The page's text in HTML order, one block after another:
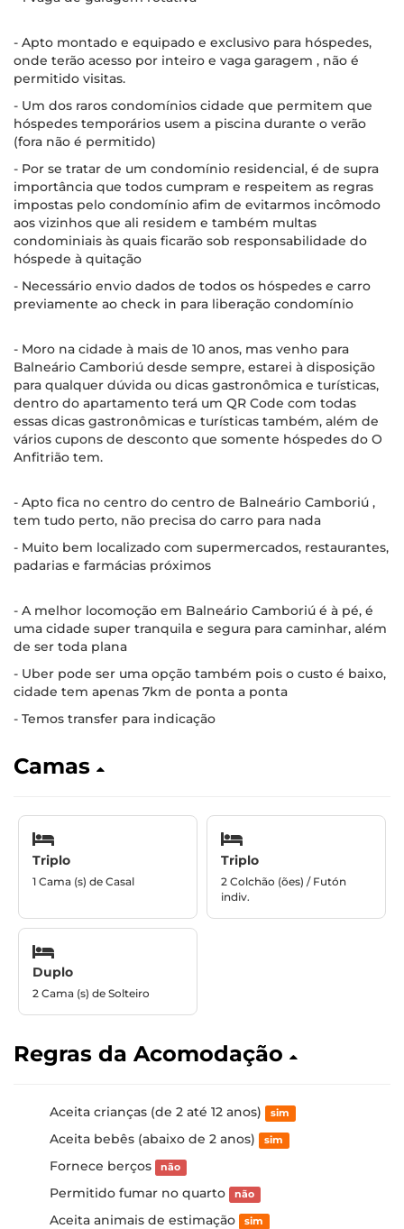
- Apto montado e equipado e exclusivo para hóspedes,
onde terão acesso por inteiro e vaga garagem , não é
permitido visitas.
- Um dos raros condomínios cidade que permitem que
hóspedes temporários usem a piscina durante o verão
(fora não é permitido)
- Por se tratar de um condomínio residencial, é de supra
importância que todos cumpram e respeitem as regras
impostas pelo condomínio afim de evitarmos incômodo
aos vizinhos que ali residem e também multas
condominiais às quais ficarão sob responsabilidade do
hóspede à quitação
- Necessário envio dados de todos os hóspedes e carro
previamente ao check in para liberação condomínio
- Moro na cidade à mais de 10 anos, mas venho para
Balneário Camboriú desde sempre, estarei à disposição
para qualquer dúvida ou dicas gastronômica e turísticas,
dentro do apartamento terá um QR Code com todas
essas dicas gastronômicas e turísticas também, além de
vários cupons de desconto que somente hóspedes do O
Anfitrião tem.
- Apto fica no centro do centro de Balneário Camboriú ,
tem tudo perto, não precisa do carro para nada
- Muito bem localizado com supermercados, restaurantes,
padarias e farmácias próximos
- A melhor locomoção em Balneário Camboriú é à pé, é
uma cidade super tranquila e segura para caminhar, além
de ser toda plana
- Uber pode ser uma opção também pois o custo é baixo,
cidade tem apenas 7km de ponta a ponta
- Temos transfer para indicação
Camas
Triplo
1 Cama (s) de Casal
Triplo
2 Colchão (ões) / Futón
indiv.
Duplo
2 Cama (s) de Solteiro
Regras da Acomodação
Aceita crianças (de 2 até 12 anos) sim
Aceita bebês (abaixo de 2 anos) sim
Fornece berços não
Permitido fumar no quarto não
Aceita animais de estimação sim